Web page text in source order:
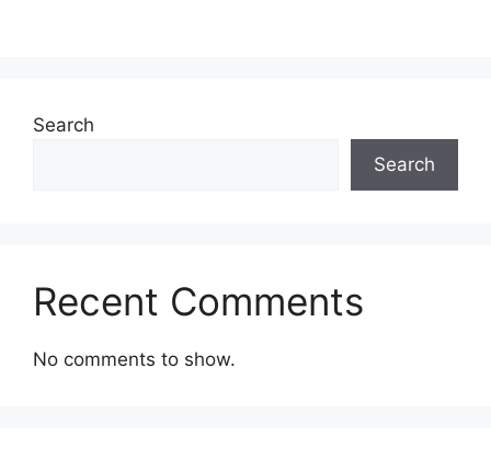
Search
Search
Recent Comments
No comments to show.